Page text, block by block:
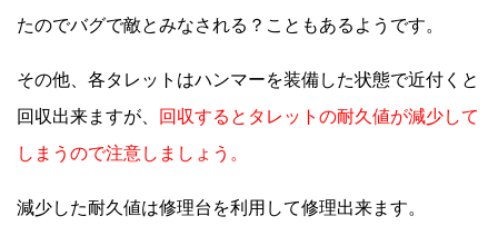
たのでバグで敵とみなされる？こともあるようです。
その他、各タレットはハンマーを装備した状態で近付くと
回収出来ますが、
回収するとタレットの耐久値が減少して
しまうので注意しましょう。
減少した耐久値は修理台を利用して修理出来ます。